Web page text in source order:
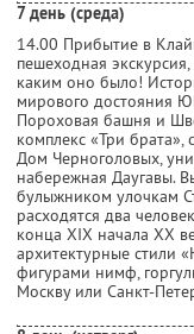
7 день (среда)
14.00 Прибытие в
пешеходная
каким оно было!
мирового достояния
Пороховая башня и
комплекс «Три
Дом Черноголовых,
набережная Даугавы.
булыжником улочкам
расходятся два
конца XIX начала XX
архитектурные стили
фигурами нимф,
Москву или Санкт-